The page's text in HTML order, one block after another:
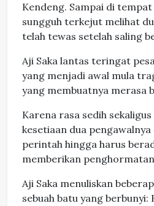
Kendeng. Sampai di
sungguh terkejut melihat
telah tewas setelah saling
Aji Saka lantas teringat
yang menjadi awal mula
yang membuatnya merasa
Karena rasa sedih
kesetiaan dua
perintah hingga harus
memberikan
Aji Saka menuliskan
sebuah batu yang berbunyi: